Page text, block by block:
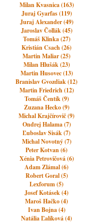
Milan Kvasnica (163)
Juraj Gyarfas (119)
Juraj Alexander (49)
Jaroslav Čollák (45)
Tomáš Klinka (27)
Kristián Csach (26)
Martin Maliar (25)
Milan Hlušák (23)
Martin Husovec (13)
Branislav Gvozdiak (12)
Martin Friedrich (12)
Tomáš Čentík (9)
Zuzana Hecko (9)
Michal Krajčírovič (9)
Ondrej Halama (7)
Ľuboslav Sisák (7)
Michal Novotný (7)
Peter Kotvan (6)
Xénia Petrovičová (6)
Adam Zlámal (6)
Robert Goral (5)
Lexforum (5)
Josef Kotásek (4)
Maroš Hačko (4)
Ivan Bojna (4)
Natália Ľalíková (4)